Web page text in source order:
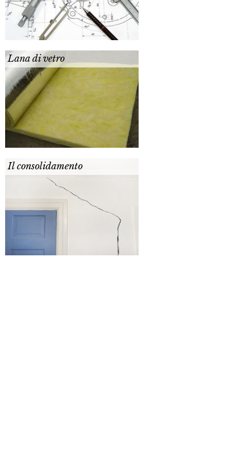
Lana di vetro
Il consolidamento